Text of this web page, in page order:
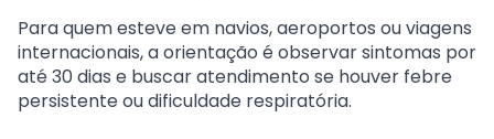
Para quem esteve em navios, aeroportos ou viagens
internacionais, a orientação é observar sintomas por
até 30 dias e buscar atendimento se houver febre
persistente ou dificuldade respiratória.